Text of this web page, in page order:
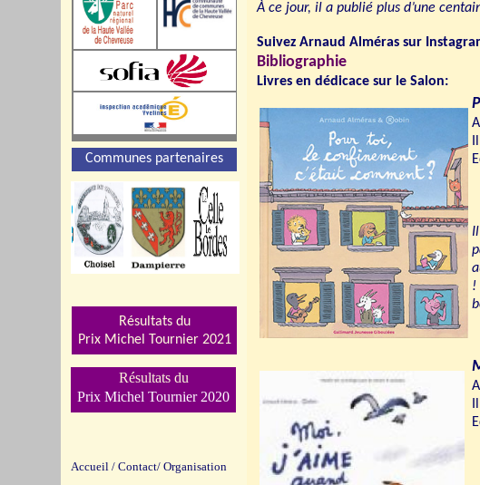
À ce jour, il a publié plus d’une
Suivez Arnaud Alméras sur
Bibliographie
Livres en dédicace sur le Salon:
!
Accueil / Contact/ Organisation
Communes partenaires
Résultats du
Prix Michel Tournier 2020
Résultats du
Prix Michel Tournier 2021